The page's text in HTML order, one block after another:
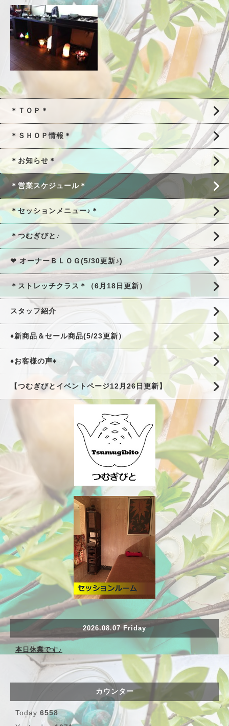
＊ＴＯＰ＊
＊ＳＨＯＰ情報＊
＊お知らせ＊
＊営業スケジュール＊
＊セッションメニュー♪＊
＊つむぎびと♪
❤ オーナーＢＬＯＧ(5/30更新♪)
＊ストレッチクラス＊（6月18日更新）
スタッフ紹介
♦新商品＆セール商品(5/23更新）
♦お客様の声♦
【つむぎびとイベントページ12月26日更新】
2026.08.07 Friday
本日休業です♪
カウンター
Today 6558